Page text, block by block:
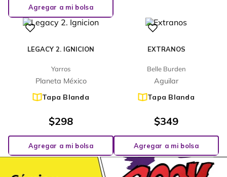
Agregar a mi bolsa
LEGACY 2. IGNICION
Yarros
Planeta México
Tapa Blanda
$298
Agregar a mi bolsa
EXTRANOS
Belle Burden
Aguilar
Tapa Blanda
$349
Agregar a mi bolsa